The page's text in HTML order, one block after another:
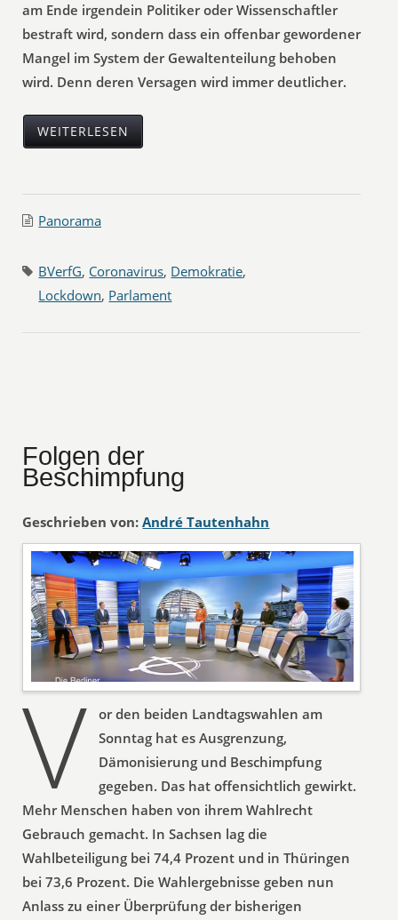
am Ende irgendein Politiker oder Wissenschaftler
bestraft wird, sondern dass ein offenbar gewordener
Mangel im System der Gewaltenteilung behoben
wird. Denn deren Versagen wird immer deutlicher.
WEITERLESEN
Panorama
BVerfG, Coronavirus, Demokratie,
Lockdown, Parlament
Folgen der
Beschimpfung
Geschrieben von: André Tautenhahn
V
or den beiden Landtagswahlen am
Sonntag hat es Ausgrenzung,
Dämonisierung und Beschimpfung
gegeben. Das hat offensichtlich gewirkt.
Mehr Menschen haben von ihrem Wahlrecht
Gebrauch gemacht. In Sachsen lag die
Wahlbeteiligung bei 74,4 Prozent und in Thüringen
bei 73,6 Prozent. Die Wahlergebnisse geben nun
Anlass zu einer Überprüfung der bisherigen